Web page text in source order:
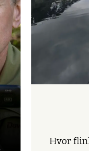
Hvor